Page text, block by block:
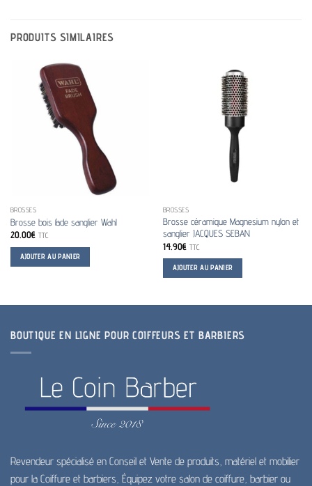
PRODUITS SIMILAIRES
BROSSES
Brosse bois fade sanglier Wahl
20.00€ TTC
AJOUTER AU PANIER
BROSSES
Brosse céramique Magnesium nylon et
sanglier JACQUES SEBAN
14.90€ TTC
AJOUTER AU PANIER
BOUTIQUE EN LIGNE POUR COIFFEURS ET BARBIERS
Revendeur spécialisé en Conseil et Vente de produits, matériel et mobilier
pour la Coiffure et barbiers, Équipez votre salon de coiffure, barbier ou